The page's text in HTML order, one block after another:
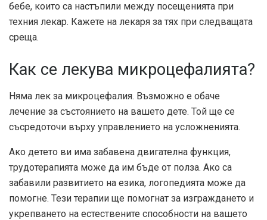
бебе, които са настъпили между посещенията при
техния лекар. Кажете на лекаря за тях при следващата
среща.
Как се лекува микроцефалията?
Няма лек за микроцефалия. Възможно е обаче
лечение за състоянието на вашето дете. Той ще се
съсредоточи върху управлението на усложненията.
Ако детето ви има забавена двигателна функция,
трудотерапията може да им бъде от полза. Ако са
забавили развитието на езика, логопедията може да
помогне. Тези терапии ще помогнат за изграждането и
укрепването на естествените способности на вашето